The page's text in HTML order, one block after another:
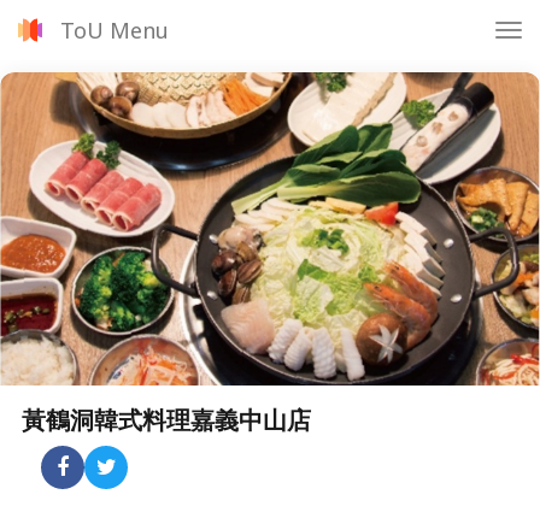
ToU Menu
黃鶴洞韓式料理嘉義中山店